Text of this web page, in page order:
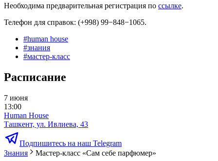
Необходима предварительная регистрация по ссылке.
Телефон для справок: (+998) 99−848−1065.
#human house
#знания
#мастер-класс
Расписание
7 июня
13:00
Human House
Ташкент, ул. Ивлиева, 43
Подпишитесь на наш Telegram
Знания
Мастер-класс «Сам себе парфюмер»